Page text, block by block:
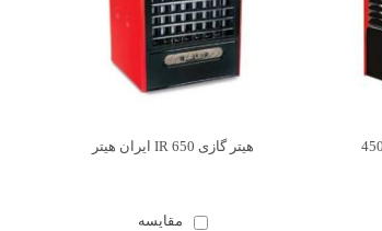
هیتر گازی IR 650 ایران هیتر
مقایسه